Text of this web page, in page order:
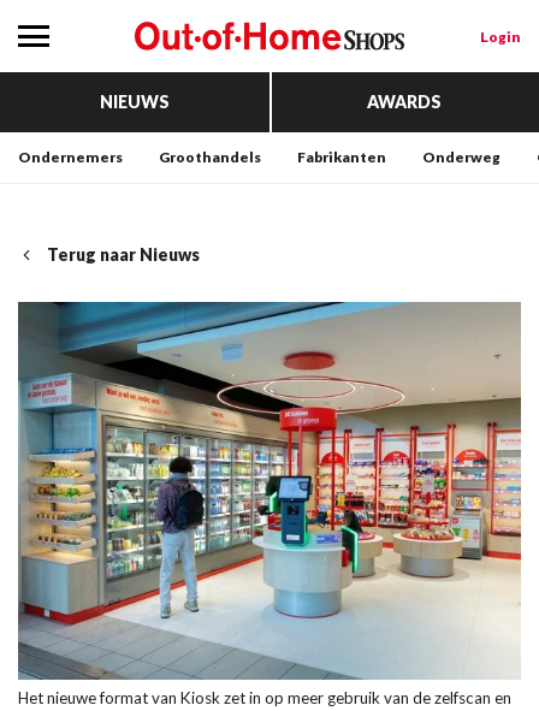
Login
NIEUWS AWARDS
Ondernemers Groothandels Fabrikanten Onderweg
Terug naar Nieuws
Het nieuwe format van Kiosk zet in op meer gebruik van de zelfscan en